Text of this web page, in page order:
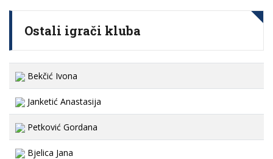
Ostali igrači kluba
Bekčić Ivona
Janketić Anastasija
Petković Gordana
Bjelica Jana